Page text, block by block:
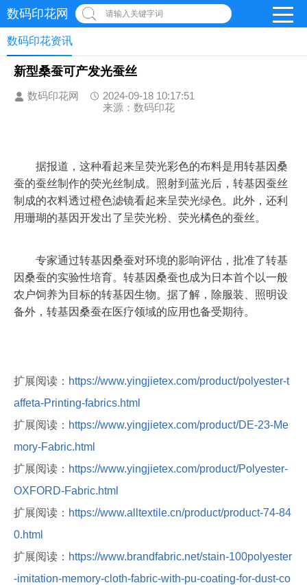
数码印花网 请输入关键字词
数码印花资讯
新型桑蚕可产发光蚕丝
数码印花网
2024-09-18 10:17:51
来源：数码印花
蚕的蚕丝制作的荧光丝制成。照射到蓝光后，转基因蚕丝
制成的衣料透过橙色滤镜看起来呈荧光绿色。此外，还利
用珊瑚的基因开发出了呈荧光粉、荧光橘色的蚕丝。
因桑蚕的实验性培育。转基因桑蚕也成为日本首个以一般
农户饲养为目标的转基因生物。据了解，除服装、照明设
备外，转基因桑蚕在医疗领域的应用也备受期待。
扩展阅读： https://www.yingjietex.com/product/polyester-t
affeta-Printing-fabrics.html
扩展阅读： https://www.yingjietex.com/product/DE-23-Me
mory-Fabric.html
扩展阅读： https://www.yingjietex.com/product/Polyester-
OXFORD-Fabric.html
扩展阅读： https://www.alltextile.cn/product/product-74-84
0.html
扩展阅读： https://www.brandfabric.net/stain-100polyester
-imitation-memory-cloth-fabric-with-pu-coating-for-dust-co